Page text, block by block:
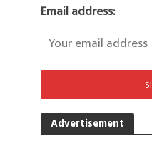
Email address:
Advertisement